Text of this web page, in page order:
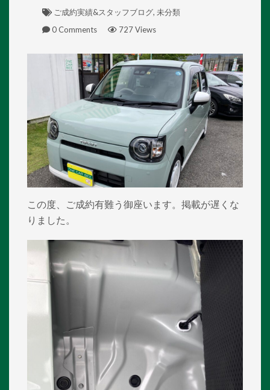
ご成約実績&スタッフブログ, 未分類
0 Comments
727 Views
この度、ご成約有難う御座います。掲載が遅くな
りました。